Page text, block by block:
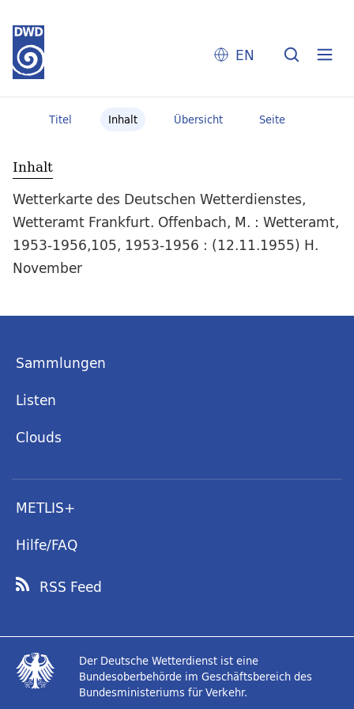
EN
Titel Inhalt Übersicht Seite
Inhalt
Wetterkarte des Deutschen Wetterdienstes,
Wetteramt Frankfurt. Offenbach, M. : Wetteramt,
1953-1956,105, 1953-1956 : (12.11.1955) H.
November
Sammlungen
Listen
Clouds
METLIS+
Hilfe/FAQ
RSS Feed
Der Deutsche Wetterdienst ist eine
Bundesoberbehörde im Geschäftsbereich des
Bundesministeriums für Verkehr.